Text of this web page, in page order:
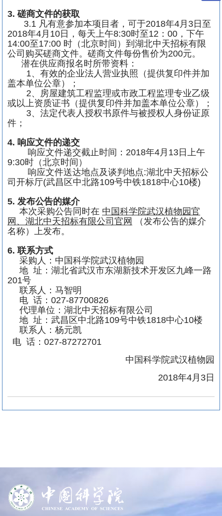
3. 磋商文件的获取
3.1 凡有意参加本项目者，可于2018年4 月 3日至
2018年4 月 10日，每天上午8:30时至12 ： 00 ，下午
14:00至17:00 时（北京时间）到湖北中天招标有限
公司购买磋商文件。磋商文件每份售价为200元。
潜在供应商报名时所带资料：
1、有效的企业法人营业执照（提供复印件并加
盖本单位公章）；
2、房屋建筑工程监理或市政工程监理专业乙级
或以上资质证书（提供复印件并加盖本单位公章）；
3、法定代表人授权书原件与被授权人身份证原
件；
4. 响应文件的递交
响应文件递交截止时间： 2018年4月 13日上午
9:30时（北京时间）
响应文件送达地点及谈判地点:湖北中天招标公
司开标厅(武昌区中北路109号中铁1818中心10楼)
5. 发布公告的媒介
本次采购公告同时在 中国科学院武汉植物园官
网、湖北中天招标有限公司官网
（发布公告的媒介
名称）上发布。
6. 联系方式
采购人：中国科学院武汉植物园
地 址：湖北省武汉市东湖新技术开发区九峰一路
201号
联系人：马智明
电 话： 027-87700826
代理单位：湖北中天招标有限公司
地 址：武昌区中北路109号中铁1818中心10楼
联系人：杨元凯
电 话： 027-87272701
中国科学院武汉植物园
2018年4月3日